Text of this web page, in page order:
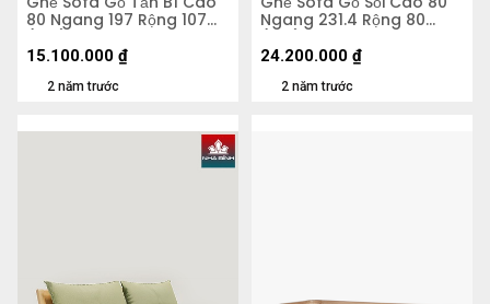
80 Ngang 197 Rộng 107
(cm)
2 năm trước
15.100.000 ₫
Ngang 231.4 Rộng 80
(cm)
2 năm trước
24.200.000 ₫